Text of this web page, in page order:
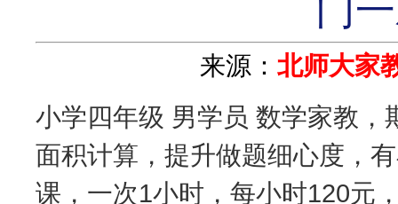
门
来源：北师大家
小学四年级 男学员 数学家教
面积计算，提升做题细心度，
课，一次1小时，每小时120元